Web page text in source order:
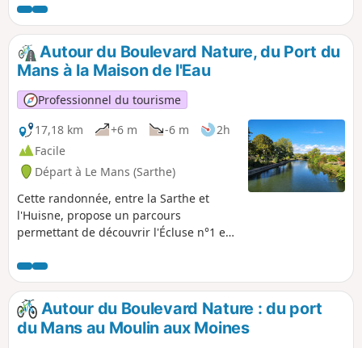
Maulny et ses nombreuses fresques de
street art et passant par l'île aux Planches,
cette randonnée familiale vous permet de
randonner en fauteuil roulant (trois roues) et
en poussette (trois roues également).
Autour du Boulevard Nature, du Port du
Mans à la Maison de l'Eau
Professionnel du tourisme
17,18 km
+6 m -6 m
2h
Facile
Départ à Le Mans (Sarthe)
Cette randonnée, entre la Sarthe et
l'Huisne, propose un parcours
permettant de découvrir l'Écluse n°1 et
ainsi que le Pont des Vendéens, qui
date du XIe siècle.
Autour du Boulevard Nature : du port
du Mans au Moulin aux Moines